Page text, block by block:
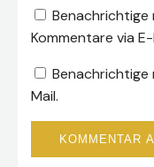
Benachrichtige
Kommentare via E-
Benachrichtige
Mail.